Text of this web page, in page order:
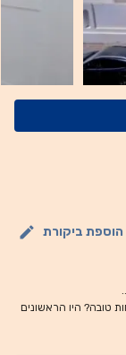
הוספת ביקורת
טובה? היו הראשונים